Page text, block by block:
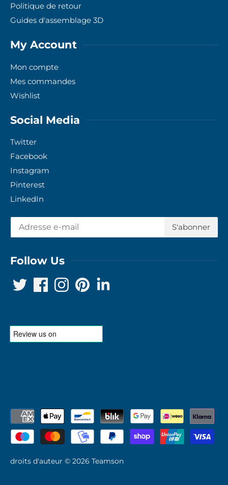
Politique de retour
Guides d'assemblage 3D
My Account
Mon compte
Mes commandes
Wishlist
Social Media
Twitter
Facebook
Instagram
Pinterest
LinkedIn
Follow Us
droits d'auteur © 2026 Teamson